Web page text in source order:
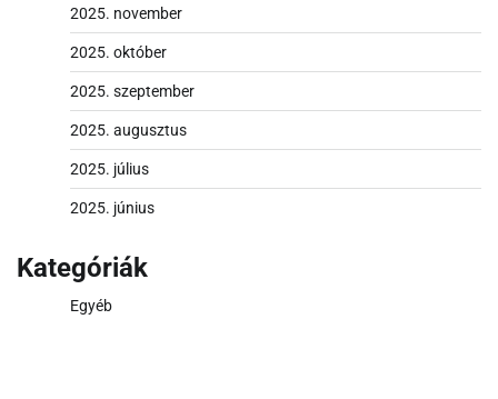
2025. november
2025. október
2025. szeptember
2025. augusztus
2025. július
2025. június
Kategóriák
Egyéb